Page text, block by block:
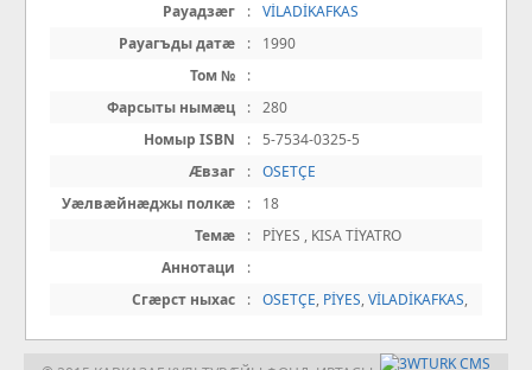
Рауадзæг
: VİLADİKAFKAS
Рауагъды датæ
:
1990
Том №
:
Фарсыты нымæц
: 280
Номыр ISBN
:
5-7534-0325-5
Æвзаг
: OSETÇE
Уæлвæйнæджы полкæ
:
18
Темæ
:
PİYES , KISA TİYATRO
Аннотаци
:
Сгæрст ныхас
: OSETÇE, PİYES,VİLADİKAFKAS,